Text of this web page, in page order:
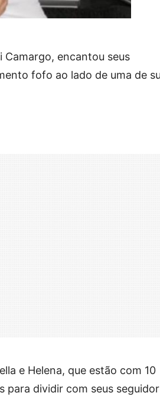
Camargo, encantou seus
fofo ao lado de uma de
e Helena, que estão com 10
para dividir com seus